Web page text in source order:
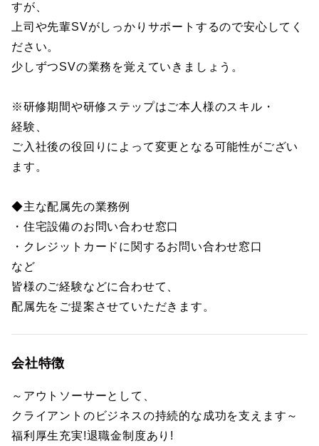
すが、
上司や先輩SVがしっかりサポートするので安心してく
ださい。
少しずつSVの業務を覚えていきましょう。
※研修期間や研修ステップはご本人様のスキル・
経験、
ご入社後の役回りによって変更となる可能性がござい
ます。
◆主な配属先の業務例
・住宅設備のお問い合わせ窓口
・クレジットカードに関するお問い合わせ窓口
など
皆様のご経験などに合わせて、
配属先をご提案させていただきます。
会社特徴
～アウトソーサーとして、
クライアントのビジネスの持続的な成功を支えます～
福利厚生充実!退職金制度あり!